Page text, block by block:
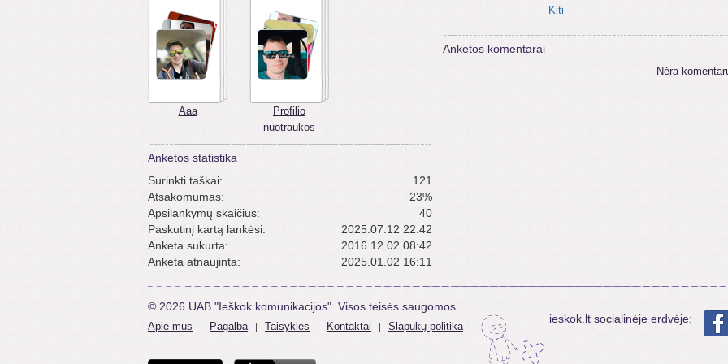
Aaa
Profilio
nuotraukos
Anketos statistika
Surinkti taškai:
121
Atsakomumas:
23%
Apsilankymų skaičius:
40
Paskutinį kartą lankėsi:
2025.07.12 22:42
Anketa sukurta:
2016.12.02 08:42
Anketa atnaujinta:
2025.01.02 16:11
Kiti
Anketos komentarai
Nėra
© 2026 UAB "Ieškok komunikacijos". Visos teisės saugomos.
Apie mus | Pagalba | Taisyklės | Kontaktai | Slapukų politika
ieskok.lt socialinėje erdvėje: